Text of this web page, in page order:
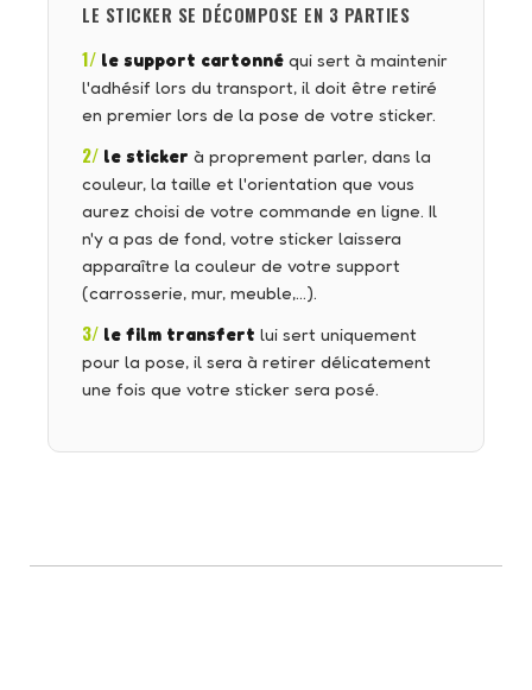
LE STICKER SE DÉCOMPOSE EN 3 PARTIES
1/ le support cartonné qui sert à maintenir
l'adhésif lors du transport, il doit être retiré
en premier lors de la pose de votre sticker.
2/ le sticker à proprement parler, dans la
couleur, la taille et l'orientation que vous
aurez choisi de votre commande en ligne. Il
n'y a pas de fond, votre sticker laissera
apparaître la couleur de votre support
(carrosserie, mur, meuble,…).
3/ le film transfert lui sert uniquement
pour la pose, il sera à retirer délicatement
une fois que votre sticker sera posé.